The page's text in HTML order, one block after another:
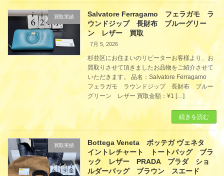
買取実績
Salvatore Ferragamo フェラガモ ラ
ウンドジップ 長財布 ブルーグリー
ン レザー 買取
7月 5, 2026
杉並区にお住まいのリピーターお客様より、お
買取りさせて頂きましたお品物をご紹介させて
いただきます。 品名：Salvatore Ferragamo
フェラガモ ラウンドジップ 長財布 ブルー
グリーン レザー 買取金額：¥1 […]
続きを読む
買取実績
Bottega Veneta ボッテガ ヴェネタ
イントレチャート トートバッグ ブラ
ック レザー PRADA プラダ ショ
ルダーバッグ ブラウン スエード